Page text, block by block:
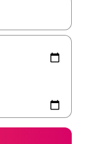
flèches vers le